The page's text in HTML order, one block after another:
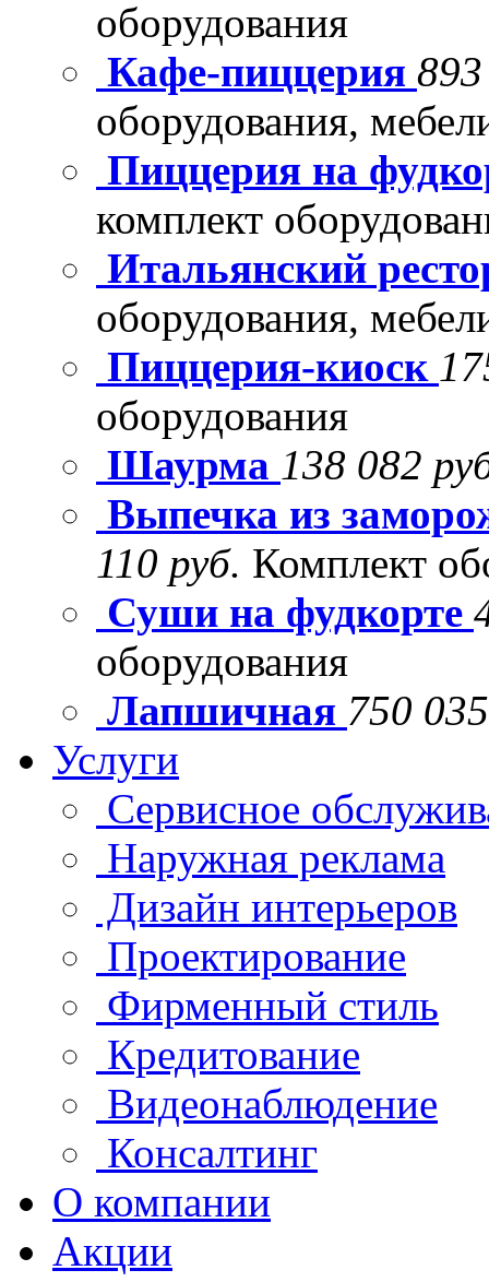
оборудования
Кафе-пиццерия
оборудования,
Пиццерия на
комплект
Итальянский
оборудования,
Пиццерия-киоск
оборудования
Шаурма 138 082
Выпечка из
110 руб. Комплект
Суши на фудкорте
оборудования
Лапшичная 750
Услуги
Сервисное
Наружная реклама
Дизайн интерьеров
Проектирование
Фирменный стиль
Кредитование
Видеонаблюдение
Консалтинг
О компании
Акции